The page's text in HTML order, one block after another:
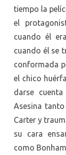
tiempo la
el
cuando él
cuando él se
conformada
el chico
darse
Asesina
Carter y
su cara
como